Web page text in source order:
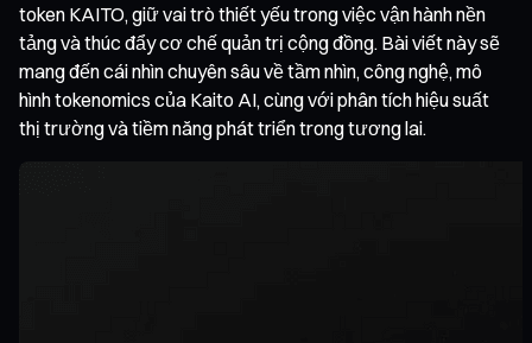
token KAITO, giữ vai trò thiết yếu trong việc vận hành nền
tảng và thúc đẩy cơ chế quản trị cộng đồng. Bài viết này sẽ
mang đến cái nhìn chuyên sâu về tầm nhìn, công nghệ, mô
hình tokenomics của Kaito AI, cùng với phân tích hiệu suất
thị trường và tiềm năng phát triển trong tương lai.